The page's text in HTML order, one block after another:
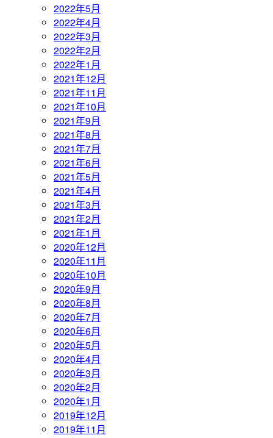
2022年5月
2022年4月
2022年3月
2022年2月
2022年1月
2021年12月
2021年11月
2021年10月
2021年9月
2021年8月
2021年7月
2021年6月
2021年5月
2021年4月
2021年3月
2021年2月
2021年1月
2020年12月
2020年11月
2020年10月
2020年9月
2020年8月
2020年7月
2020年6月
2020年5月
2020年4月
2020年3月
2020年2月
2020年1月
2019年12月
2019年11月